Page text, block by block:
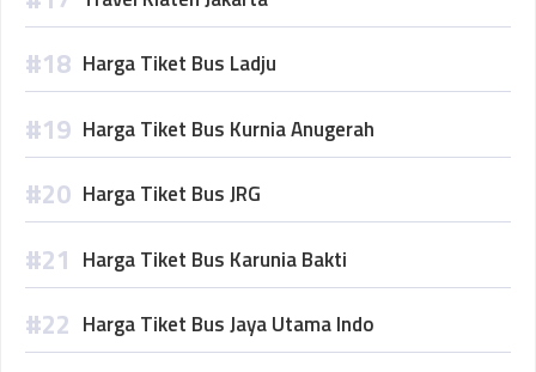
Harga Tiket Bus Ladju
Harga Tiket Bus Kurnia Anugerah
Harga Tiket Bus JRG
Harga Tiket Bus Karunia Bakti
Harga Tiket Bus Jaya Utama Indo